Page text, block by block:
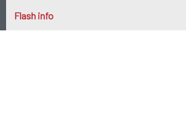
Flash info